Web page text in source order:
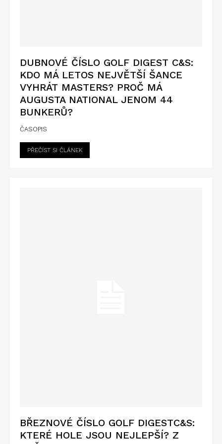
DUBNOVÉ ČÍSLO GOLF DIGEST C&S:
KDO MÁ LETOS NEJVĚTŠÍ ŠANCE
VYHRÁT MASTERS? PROČ MÁ
AUGUSTA NATIONAL JENOM 44
BUNKERŮ?
ČASOPIS
PŘEČÍST SI ČLÁNEK
BŘEZNOVÉ ČÍSLO GOLF DIGESTC&S:
KTERÉ HOLE JSOU NEJLEPŠÍ? Z